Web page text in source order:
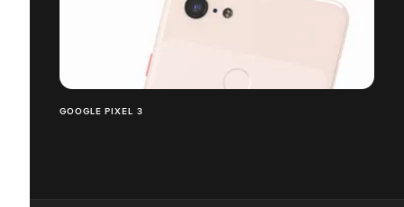
GOOGLE PIXEL 3